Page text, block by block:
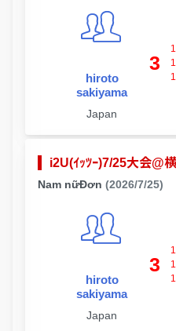
hiroto
sakiyama
Japan
3
i2U(ｲｯﾂｰ)7/25大会@
Nam nữĐơn (2026/7/25)
hiroto
sakiyama
Japan
3